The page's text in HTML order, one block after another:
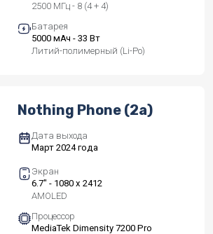
2500 МГц - 8 (4 + 4)
Батарея
5000 мАч - 33 Вт
Литий-полимерный (Li-Po)
Nothing Phone (2a)
Дата выхода
Март 2024 года
Экран
6.7" - 1080 x 2412
AMOLED
Процессор
MediaTek Dimensity 7200 Pro